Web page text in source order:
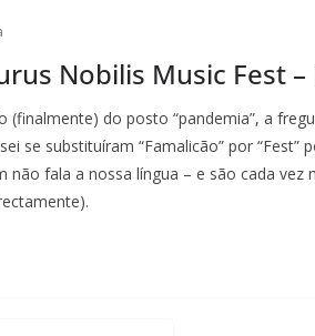
Nobilis Music Fest –
(finalmente) do posto “pandemia”, a
se substituíram “Famalicão” por
não fala a nossa língua – e são cada vez